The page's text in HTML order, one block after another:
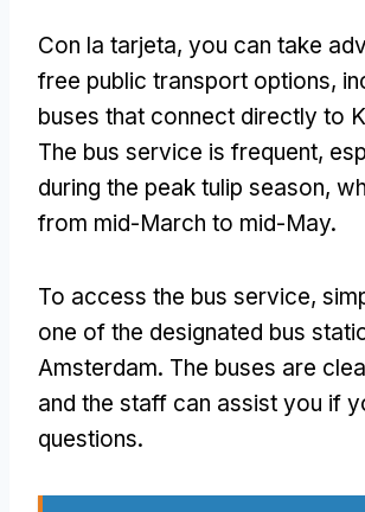
Con la tarjeta, you can take
free public transport options,
buses that connect directly to
The bus service is frequent,
during the peak tulip season,
from mid-March to mid-May.
To access the bus service,
one of the designated bus
Amsterdam. The buses are
and the staff can assist you if
questions.